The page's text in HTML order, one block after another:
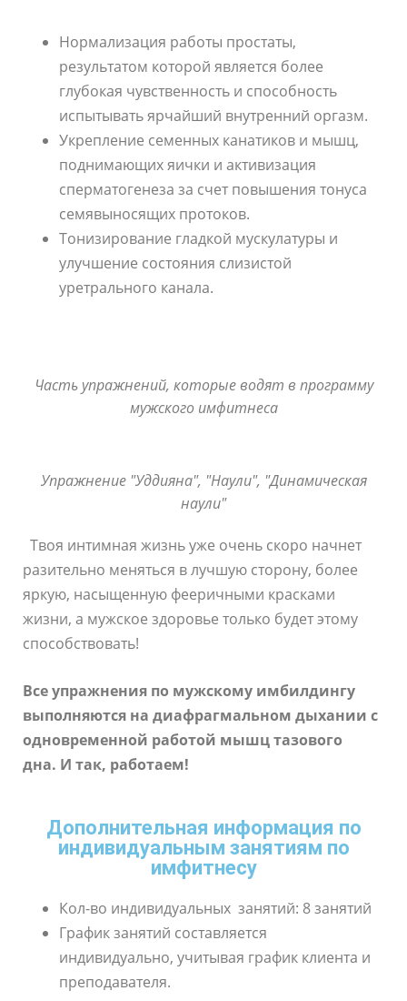
Нормализация работы простаты,
результатом которой является более
глубокая чувственность и способность
испытывать ярчайший внутренний оргазм.
Укрепление семенных канатиков и мышц,
поднимающих яички и активизация
сперматогенеза за счет повышения тонуса
семявыносящих протоков.
Тонизирование гладкой мускулатуры и
улучшение состояния слизистой
уретрального канала.
Часть упражнений, которые водят в программу
мужского имфитнеса
Упражнение "Уддияна", "Наули", "Динамическая
наули"
Твоя интимная жизнь уже очень скоро начнет
разительно меняться в лучшую сторону, более
яркую, насыщенную фееричными красками
жизни, а мужское здоровье только будет этому
способствовать!
Все упражнения по мужскому имбилдингу
выполняются на диафрагмальном дыхании с
одновременной работой мышц тазового
дна. И так, работаем!
Дополнительная информация по
индивидуальным занятиям по
имфитнесу
Кол-во индивидуальных занятий: 8 занятий
График занятий составляется
индивидуально, учитывая график клиента и
преподавателя.